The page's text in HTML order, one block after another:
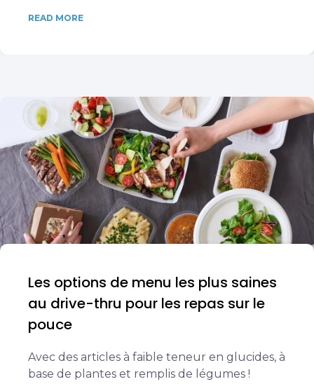
READ MORE
Les options de menu les plus saines
au drive-thru pour les repas sur le
pouce
Avec des articles à faible teneur en glucides, à
base de plantes et remplis de légumes !